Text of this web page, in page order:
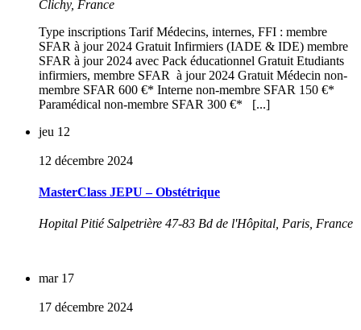
Clichy, France
Type inscriptions Tarif Médecins, internes, FFI : membre
SFAR à jour 2024 Gratuit Infirmiers (IADE & IDE) membre
SFAR à jour 2024 avec Pack éducationnel Gratuit Etudiants
infirmiers, membre SFAR à jour 2024 Gratuit Médecin non-
membre SFAR 600 €* Interne non-membre SFAR 150 €*
Paramédical non-membre SFAR 300 €* [...]
jeu 12
12 décembre 2024
MasterClass JEPU – Obstétrique
Hopital Pitié Salpetrière 47-83 Bd de l'Hôpital, Paris, France
mar 17
17 décembre 2024